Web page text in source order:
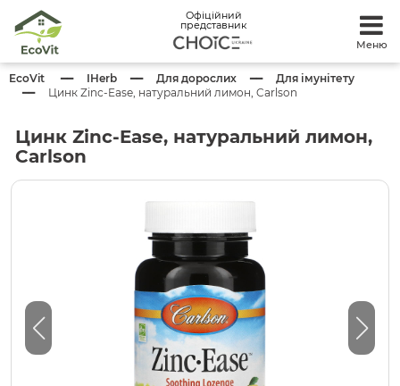
Офіційний
представник
Меню
EcoVit IHerb Для дорослих
Для імунітету
Цинк Zinc-Ease, натуральний лимон, Carlson
Цинк Zinc-Ease, натуральний лимон,
Carlson